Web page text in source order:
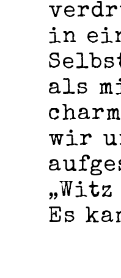
in
als
wir
Es